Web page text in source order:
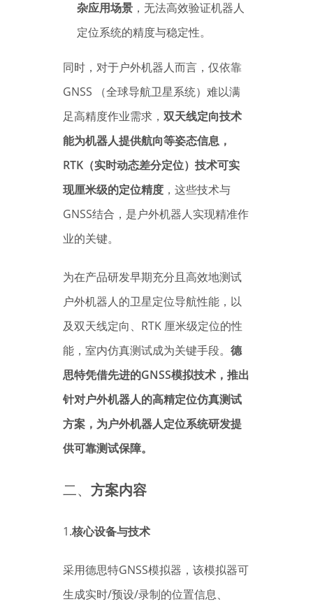
杂应用场景 ，无法高效验证机器人
定位系统的精度与稳定性。
同时，对于户外机器人而言，仅依靠
GNSS （全球导航卫星系统）难以满
足高精度作业需求， 双天线定向技术
能为机器人提供航向等姿态信息，
RTK（实时动态差分定位）技术可实
现厘米级的定位精度 ，这些技术与
GNSS结合，是户外机器人实现精准作
业的关键。
为在产品研发早期充分且高效地测试
户外机器人的卫星定位导航性能，以
及双天线定向、RTK 厘米级定位的性
能，室内仿真测试成为关键手段。 德
思特凭借先进的GNSS模拟技术，推出
针对户外机器人的高精定位仿真测试
方案，为户外机器人定位系统研发提
供可靠测试保障。
二、 方案内容
1.核心设备与技术
采用德思特GNSS模拟器，该模拟器可
生成实时/预设/录制的位置信息、